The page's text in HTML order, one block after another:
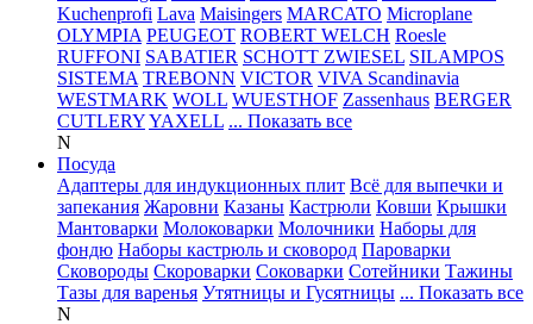
Kuchenprofi Lava Maisingers MARCATO Microplane
OLYMPIA PEUGEOT ROBERT WELCH Roesle
RUFFONI SABATIER SCHOTT ZWIESEL SILAMPOS
SISTEMA TREBONN VICTOR VIVA Scandinavia
WESTMARK WOLL WUESTHOF Zassenhaus BERGER
CUTLERYYAXELL ... Показать все
N
Посуда
Адаптеры для индукционных плит Всё для выпечки и
запекания Жаровни Казаны Кастрюли Ковши Крышки
Мантоварки Молоковарки Молочники Наборы для
фондю Наборы кастрюль и сковород Пароварки
Сковороды Скороварки Соковарки Сотейники Тажины
Тазы для варенья Утятницы и Гусятницы ... Показать все
N